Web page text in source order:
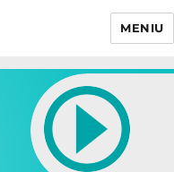
MENIU